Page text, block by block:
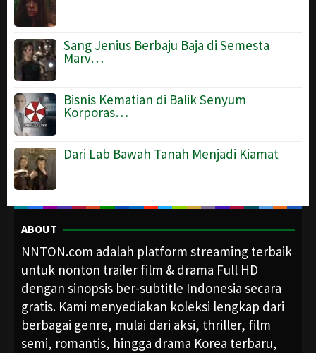
Sang Jenius Berbaju Baja di Semesta
Marv…
Bisnis Kematian di Balik Senyum
Korporas…
Dari Lab Bawah Tanah Menjadi Kiamat
ABOUT
NNTON.com adalah platform streaming terbaik
untuk nonton trailer film & drama Full HD
dengan sinopsis ber-subtitle Indonesia secara
gratis. Kami menyediakan koleksi lengkap dari
berbagai genre, mulai dari aksi, thriller, film
semi, romantis, hingga drama Korea terbaru,